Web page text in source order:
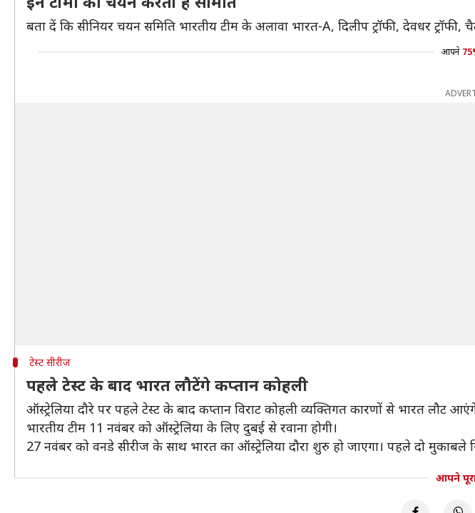
बता दें कि सीनियर चयन समिति भारतीय टीम के अलावा भारत-A, दिलीप ट्रॉफी, देवधर
आपने
टेस्ट सीरीज
पहले टेस्ट के बाद भारत लौटेंगे कप्तान कोहली
ऑस्ट्रेलिया दौरे पर पहले टेस्ट के बाद कप्तान विराट कोहली व्यक्तिगत कारणों से भारत लौट
भारतीय टीम 11 नवंबर को ऑस्ट्रेलिया के लिए दुबई से रवाना होगी।
27 नवंबर को वनडे सीरीज के साथ भारत का ऑस्ट्रेलिया दौरा शुरु हो जाएगा। पहले दो
आपने